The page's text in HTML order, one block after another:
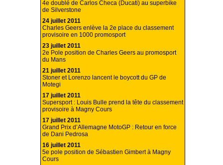
4e doublé de Carlos Checa (Ducati) au superbike
de Silverstone
24 juillet 2011
Charles Geers enlève la 2e place du classement
provisoire en 1000 promosport
23 juillet 2011
2e Pole position de Charles Geers au promosport
du Mans
21 juillet 2011
Stoner et Lorenzo lancent le boycott du GP de
Motegi
17 juillet 2011
Supersport : Louis Bulle prend la tête du classement
provisoire à Magny Cours
17 juillet 2011
Grand Prix d’Allemagne MotoGP : Retour en force
de Dani Pedrosa
16 juillet 2011
5e pole position de Sébastien Gimbert à Magny
Cours